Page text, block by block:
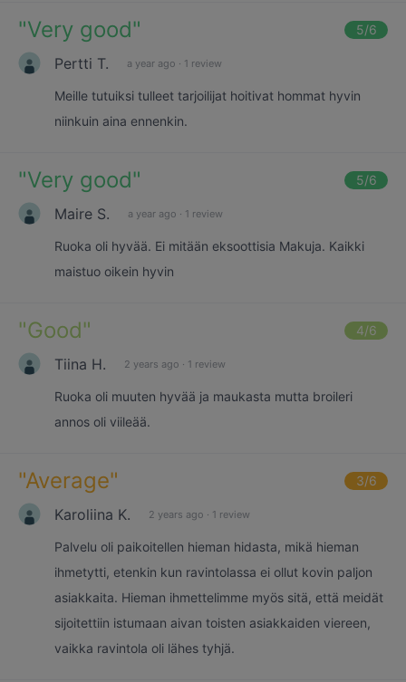
"Very good" 5/6
Pertti T. a year ago · 1 review
Meille tutuiksi tulleet tarjoilijat hoitivat hommat hyvin
niinkuin aina ennenkin.
"Very good" 5/6
Maire S. a year ago · 1 review
Ruoka oli hyvää. Ei mitään eksoottisia Makuja. Kaikki
maistuo oikein hyvin
"Good" 4/6
Tiina H. 2 years ago · 1 review
Ruoka oli muuten hyvää ja maukasta mutta broileri
annos oli viileää.
"Average" 3/6
Karoliina K. 2 years ago · 1 review
Palvelu oli paikoitellen hieman hidasta, mikä hieman
ihmetytti, etenkin kun ravintolassa ei ollut kovin paljon
asiakkaita. Hieman ihmettelimme myös sitä, että meidät
sijoitettiin istumaan aivan toisten asiakkaiden viereen,
vaikka ravintola oli lähes tyhjä.